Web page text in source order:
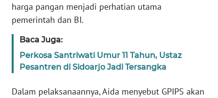
harga pangan menjadi perhatian utama
pemerintah dan BI.
Baca Juga:
Perkosa Santriwati Umur 11 Tahun, Ustaz
Pesantren di Sidoarjo Jadi Tersangka
Dalam pelaksanaannya, Aida menyebut GPIPS akan
RIAU
WN
WN